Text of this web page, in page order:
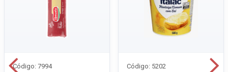
Código: 7994 Código: 5202